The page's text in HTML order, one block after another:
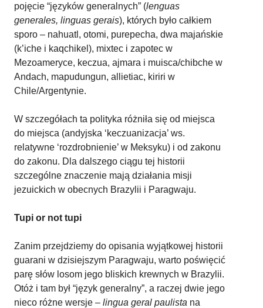
pojęcie “języków generalnych” (lenguas
generales, linguas gerais), których było całkiem
sporo – nahuatl, otomi, purepecha, dwa majańskie
(k’iche i kaqchikel), mixtec i zapotec w
Mezoameryce, keczua, ajmara i muisca/chibche w
Andach, mapudungun, allietiac, kiriri w
Chile/Argentynie.
W szczegółach ta polityka różniła się od miejsca
do miejsca (andyjska ‘keczuanizacja’ ws.
relatywne ‘rozdrobnienie’ w Meksyku) i od zakonu
do zakonu. Dla dalszego ciągu tej historii
szczególne znaczenie mają działania misji
jezuickich w obecnych Brazylii i Paragwaju.
Tupi or not tupi
Zanim przejdziemy do opisania wyjątkowej historii
guarani w dzisiejszym Paragwaju, warto poświęcić
parę słów losom jego bliskich krewnych w Brazylii.
Otóż i tam był “język generalny”, a raczej dwie jego
nieco różne wersje – lingua geral paulista na